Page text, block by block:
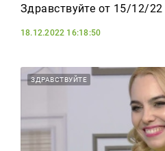
Здравствуйте от 15/12/22
18.12.2022 16:18:50
ЗДРАВСТВУЙТЕ